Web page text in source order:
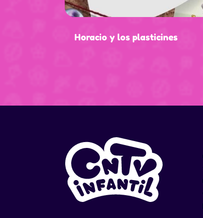
Horacio y los plasticines